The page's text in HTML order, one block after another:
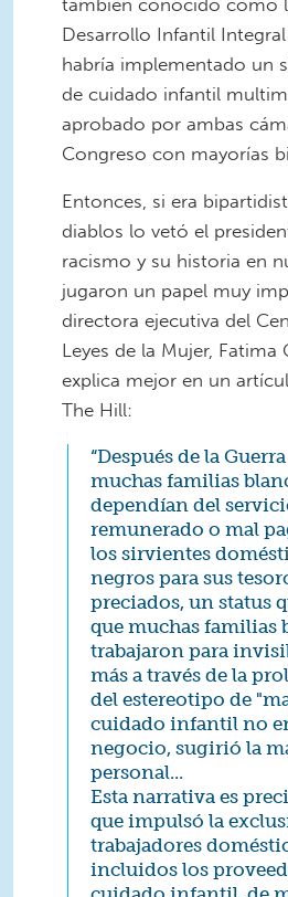
Desarrollo Infantil Integral
habría implementado un
de cuidado infantil
aprobado por ambas
Congreso con mayorías
Entonces, si era
diablos lo vetó el
racismo y su historia en
jugaron un papel muy
directora ejecutiva del
Leyes de la Mujer, Fatima
explica mejor en un
The Hill:
“Después de la
muchas familias
dependían del
remunerado o mal
los sirvientes
negros para sus
preciados, un status
que muchas familias
trabajaron para
más a través de la
del estereotipo de
cuidado infantil no
negocio, sugirió la
personal...
Esta narrativa es
que impulsó la
trabajadores
incluidos los